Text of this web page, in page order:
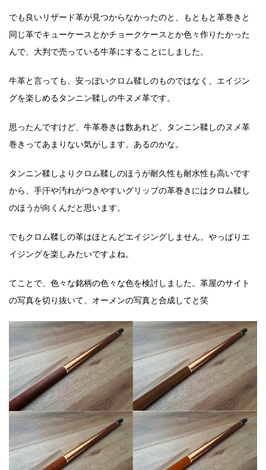
でも良いリザード革が見つからなかったのと、もともと革巻きと
同じ革でキューケースとかチョークケースとか色々作りたかった
んで、大判で売っている牛革にすることにしました。
牛革と言っても、安っぽいクロム鞣しのものではなく、エイジン
グを楽しめるタンニン鞣しの牛ヌメ革です。
思ったんですけど、牛革巻きは数あれど、タンニン鞣しのヌメ革
巻きってあまりない気がします。あるのかな。
タンニン鞣しよりクロム鞣しのほうが耐久性も耐水性も高いです
から、手汗や汚れがつきやすいグリップの革巻きにはクロム鞣し
のほうが向くんだと思います。
でもクロム鞣しの革はほとんどエイジングしません。やっぱりエ
イジングを楽しみたいですよね。
てことで、色々な銘柄の色々な色を検討しました。革屋のサイト
の写真を切り抜いて、オーメンの写真と合成してと笑